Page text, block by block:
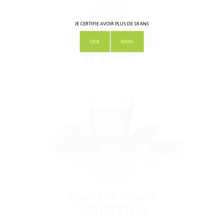
JE CERTIFIE AVOIR PLUS DE 18 ANS
OUI NON